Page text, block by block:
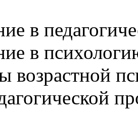
в
в
возрастной